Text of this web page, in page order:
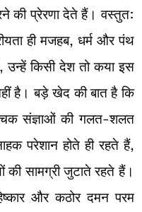
प्रेरणा देते हैं। वस्तुत:
ही मजहब, धर्म और पंथ
किसी देश तो कया इस
है। बड़े खेद की बात है कि
संज्ञाओं की गलत-शलत
परेशान होते ही रहते हैं,
की सामग्री जुटाते रहते हैं।
और कठोर दमन परम